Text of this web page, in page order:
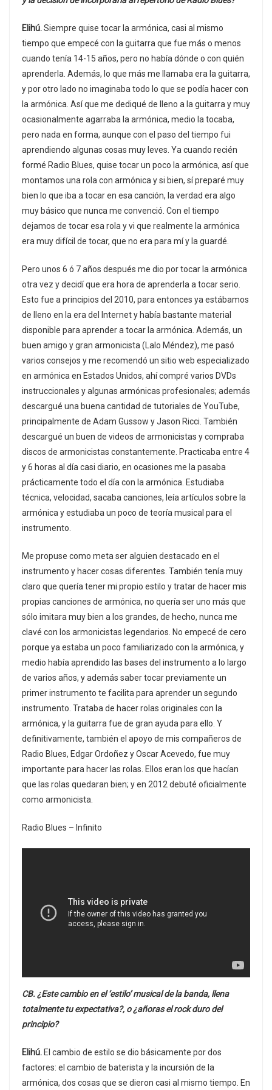
Elihú.Siempre quise tocar la armónica, casi al mismo
tiempo que empecé con la guitarra que fue más o menos
cuando tenía 14-15 años, pero no había dónde o con quién
aprenderla. Además, lo que más me llamaba era la guitarra,
y por otro lado no imaginaba todo lo que se podía hacer con
la armónica. Así que me dediqué de lleno a la guitarra y muy
ocasionalmente agarraba la armónica, medio la tocaba,
pero nada en forma, aunque con el paso del tiempo fui
aprendiendo algunas cosas muy leves. Ya cuando recién
formé Radio Blues, quise tocar un poco la armónica, así que
montamos una rola con armónica y si bien, sí preparé muy
bien lo que iba a tocar en esa canción, la verdad era algo
muy básico que nunca me convenció. Con el tiempo
dejamos de tocar esa rola y vi que realmente la armónica
era muy difícil de tocar, que no era para mí y la guardé.
Pero unos 6 ó 7 años después me dio por tocar la armónica
otra vez y decidí que era hora de aprenderla a tocar serio.
Esto fue a principios del 2010, para entonces ya estábamos
de lleno en la era del Internet y había bastante material
disponible para aprender a tocar la armónica. Además, un
buen amigo y gran armonicista (Lalo Méndez), me pasó
varios consejos y me recomendó un sitio web especializado
en armónica en Estados Unidos, ahí compré varios DVDs
instruccionales y algunas armónicas profesionales; además
descargué una buena cantidad de tutoriales de YouTube,
principalmente de Adam Gussow y Jason Ricci. También
descargué un buen de videos de armonicistas y compraba
discos de armonicistas constantemente. Practicaba entre 4
y 6 horas al día casi diario, en ocasiones me la pasaba
prácticamente todo el día con la armónica. Estudiaba
técnica, velocidad, sacaba canciones, leía artículos sobre la
armónica y estudiaba un poco de teoría musical para el
instrumento.
Me propuse como meta ser alguien destacado en el
instrumento y hacer cosas diferentes. También tenía muy
claro que quería tener mi propio estilo y tratar de hacer mis
propias canciones de armónica, no quería ser uno más que
sólo imitara muy bien a los grandes, de hecho, nunca me
clavé con los armonicistas legendarios. No empecé de cero
porque ya estaba un poco familiarizado con la armónica, y
medio había aprendido las bases del instrumento a lo largo
de varios años, y además saber tocar previamente un
primer instrumento te facilita para aprender un segundo
instrumento. Trataba de hacer rolas originales con la
armónica, y la guitarra fue de gran ayuda para ello. Y
definitivamente, también el apoyo de mis compañeros de
Radio Blues, Edgar Ordoñez y Oscar Acevedo, fue muy
importante para hacer las rolas. Ellos eran los que hacían
que las rolas quedaran bien; y en 2012 debuté oficialmente
como armonicista.
Radio Blues – Infinito
CB. ¿Este cambio en el ‘estilo’ musical de la banda, llena
totalmente tu expectativa?, o ¿añoras el rock duro del
principio?
Elihú. El cambio de estilo se dio básicamente por dos
factores: el cambio de baterista y la incursión de la
armónica, dos cosas que se dieron casi al mismo tiempo. En